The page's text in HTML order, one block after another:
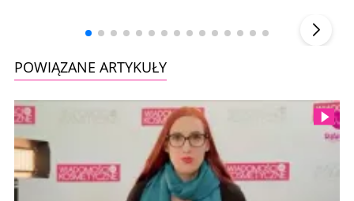
POWIĄZANE ARTYKUŁY